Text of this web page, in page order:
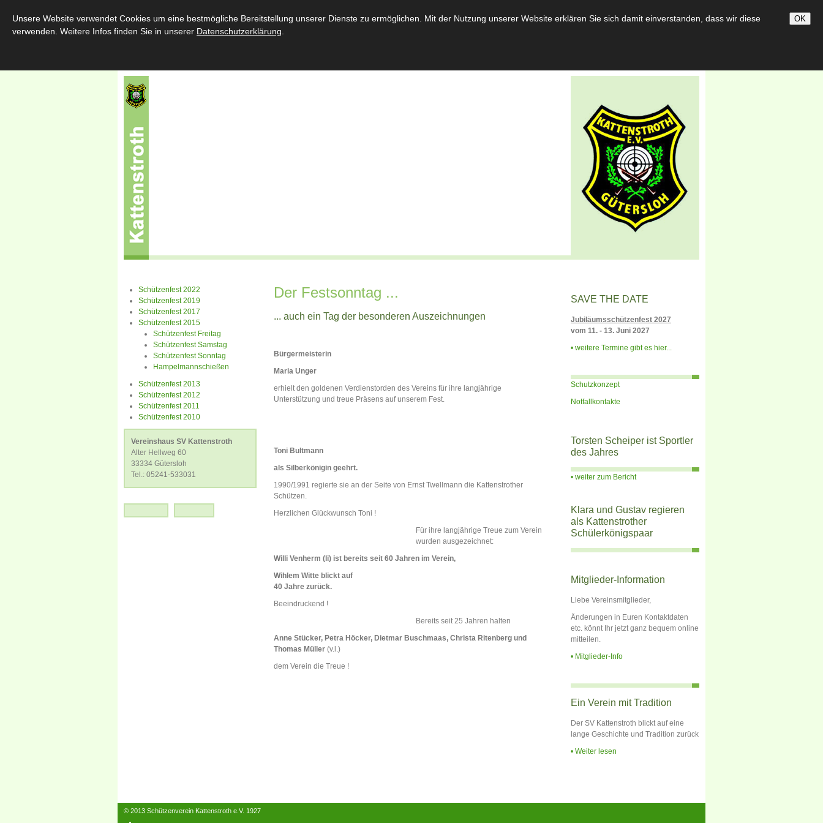
Home Über uns Schützenfest Throngemeinschaften Bataillon Schießsport Jugendarbeit Bildergalerie
Schützenfest 2022
Schützenfest 2019
Schützenfest 2017
Schützenfest 2015
Schützenfest Freitag
Schützenfest Samstag
Schützenfest Sonntag
Hampelmannschießen
Schützenfest 2013
Schützenfest 2012
Schützenfest 2011
Schützenfest 2010
Vereinshaus SV Kattenstroth
Alter Hellweg 60
33334 Gütersloh
Tel.: 05241-533031
Der Festsonntag ...
... auch ein Tag der besonderen Auszeichnungen
Bürgermeisterin
Maria Unger
erhielt den goldenen Verdienstorden des Vereins für ihre langjährige
Unterstützung und treue Präsens auf unserem Fest.
Toni Bultmann
als Silberkönigin geehrt.
1990/1991 regierte sie an der Seite von Ernst Twellmann die Kattenstrother
Schützen.
Herzlichen Glückwunsch Toni !
Für ihre langjährige Treue zum Verein
wurden ausgezeichnet:
Willi Venherm (li) ist bereits seit 60 Jahren im Verein,
Wihlem Witte blickt auf
40 Jahre zurück.
Beeindruckend !
Bereits seit 25 Jahren halten
Anne Stücker, Petra Höcker, Dietmar Buschmaas, Christa Ritenberg und
Thomas Müller (v.l.)
dem Verein die Treue !
SAVE THE DATE
Jubiläumsschützenfest 2027
vom 11. - 13. Juni 2027
weitere Termine gibt es hier...
Schutzkonzept
Notfallkontakte
Torsten Scheiper ist Sportler
des Jahres
weiter zum Bericht
Klara und Gustav regieren
als Kattenstrother
Schülerkönigspaar
Mitglieder-Information
Liebe Vereinsmitglieder,
Änderungen in Euren Kontaktdaten
etc. könnt Ihr jetzt ganz bequem online
mitteilen.
Mitglieder-Info
Ein Verein mit Tradition
Der SV Kattenstroth blickt auf eine
lange Geschichte und Tradition zurück
Weiter lesen
© 2013 Schützenverein Kattenstroth e.V. 1927
OK
Unsere Website verwendet Cookies um eine bestmögliche Bereitstellung unserer Dienste zu ermöglichen. Mit der Nutzung unserer Website erklären Sie sich damit einverstanden, dass wir diese
verwenden. Weitere Infos finden Sie in unserer Datenschutzerklärung